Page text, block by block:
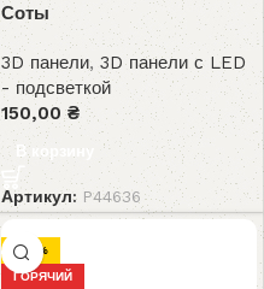
Соты
3D панели, 3D панели с LED
- подсветкой
150,00₴
В корзину
Артикул: P44636
-32%
ГОРЯЧИЙ